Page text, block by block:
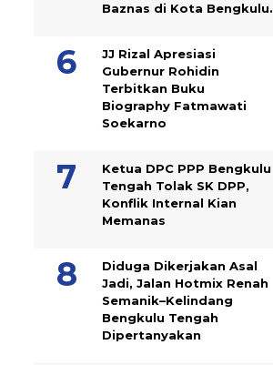
Baznas di Kota Bengkulu.
JJ Rizal Apresiasi
Gubernur Rohidin
Terbitkan Buku
Biography Fatmawati
Soekarno
Ketua DPC PPP Bengkulu
Tengah Tolak SK DPP,
Konflik Internal Kian
Memanas
Diduga Dikerjakan Asal
Jadi, Jalan Hotmix Renah
Semanik–Kelindang
Bengkulu Tengah
Dipertanyakan